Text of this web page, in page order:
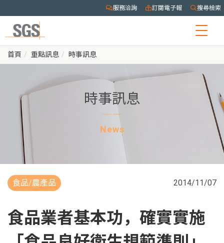
服務洽詢 訂閱電子報 搜尋檢索
首頁 重點訊息 時事訊息
時事訊息
News
食品/農產品 2014/11/07
食品業者基本功，確實實施